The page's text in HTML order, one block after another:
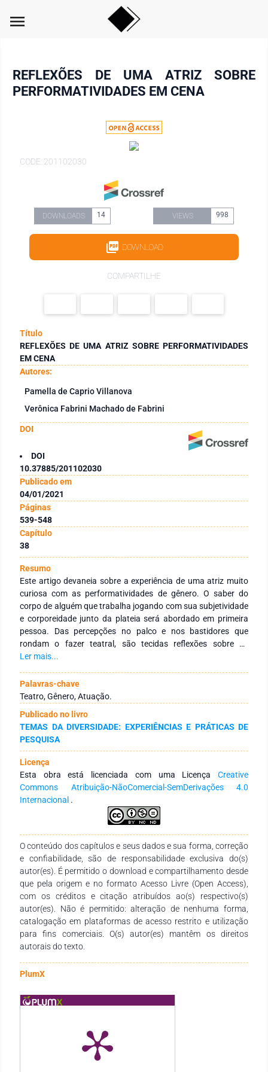
menu
REFLEXÕES DE UMA ATRIZ SOBRE
PERFORMATIVIDADES EM CENA
CODE: 201102030
DOWNLOADS 14 VIEWS 998
DOWNLOAD
COMPARTILHE
Título
REFLEXÕES DE UMA ATRIZ SOBRE PERFORMATIVIDADES
EM CENA
Autores:
Pamella de Caprio Villanova
Verônica Fabrini Machado de Fabrini
DOI
DOI
10.37885/201102030
Publicado em
04/01/2021
Páginas
539-548
Capítulo
38
Resumo
Este artigo devaneia sobre a experiência de uma atriz muito
curiosa com as performatividades de gênero. O saber do
corpo de alguém que trabalha jogando com sua subjetividade
e corporeidade junto da plateia será abordado em primeira
pessoa. Das percepções no palco e nos bastidores que
rondam o fazer teatral, são tecidas reflexões sobre as
performatividades de gênero cotidianas e a performance da
performances Drag Kings de Diane Torr, nos EUA, está no
escopo teórico deste trabalho, em diálogo com a obra de
Judith Butler e Paul Preciado. A fala de pensadores e
fazedores de teatro e performance como Antonin Artaud,
Richard Schechner, Valère Novarriná, junto de duas
referências brasileiras - Lúcia Romano e Alexandre Nunes,
são tecidas com vivências artísticas no papel de atriz,
professora e expectadora. Se debruçando em questões
profundas relacionadas ao ser mulher e/ou ser homem, este
texto vai questionar por que em alguns espaços de prática
teatral - justo a arte do jogo entre corpo e representação - a
divisão de papéis se pauta pela identidade de gênero.
Ler mais...
Palavras-chave
Teatro, Gênero, Atuação.
Publicado no livro
TEMAS DA DIVERSIDADE: EXPERIÊNCIAS E PRÁTICAS DE
PESQUISA
Licença
Esta obra está licenciada com uma Licença Creative
Commons Atribuição-NãoComercial-SemDerivações 4.0
Internacional .
O conteúdo dos capítulos e seus dados e sua forma, correção
e confiabilidade, são de responsabilidade exclusiva do(s)
autor(es). É permitido o download e compartilhamento desde
que pela origem e no formato Acesso Livre (Open Access),
com os créditos e citação atribuídos ao(s) respectivo(s)
autor(es). Não é permitido: alteração de nenhuma forma,
catalogação em plataformas de acesso restrito e utilização
para fins comerciais. O(s) autor(es) mantêm os direitos
autorais do texto.
PlumX